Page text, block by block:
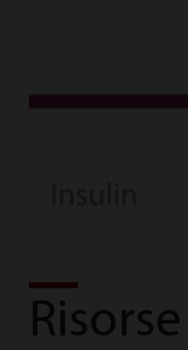
Risorse